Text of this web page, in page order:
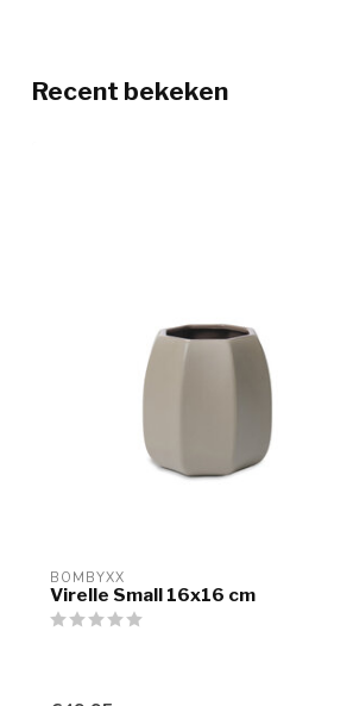
Recent bekeken
BOMBYXX
Virelle Small 16x16 cm